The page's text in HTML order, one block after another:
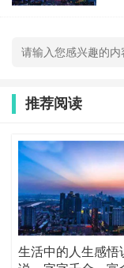
推荐阅读
生活中的人生感悟